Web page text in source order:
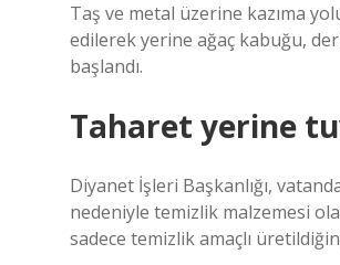
Taş ve metal üzerine kazıma
edilerek yerine ağaç kabuğu,
başlandı.
Taharet yerine
Diyanet İşleri Başkanlığı,
nedeniyle temizlik malzemesi
sadece temizlik amaçlı